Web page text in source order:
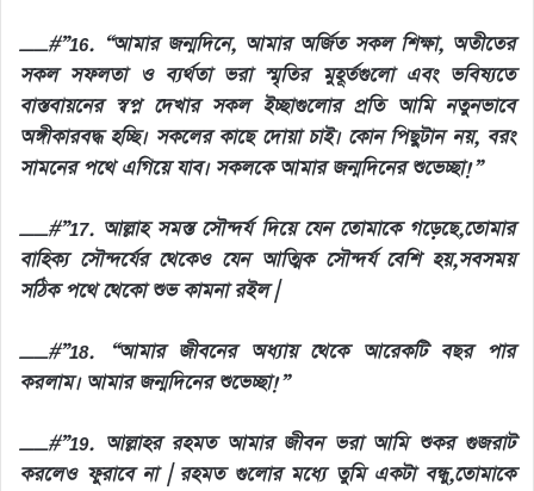
__#”16. “আমার জন্মদিনে, আমার অর্জিত সকল শিক্ষা, অতীতের
সকল সফলতা ও ব্যর্থতা ভরা স্মৃতির মুহূর্তগুলো এবং ভবিষ্যতে
বাস্তবায়নের স্বপ্ন দেখার সকল ইচ্ছাগুলোর প্রতি আমি নতুনভাবে
অঙ্গীকারবদ্ধ হচ্ছি। সকলের কাছে দোয়া চাই। কোন পিছুটান নয়, বরং
সামনের পথে এগিয়ে যাব। সকলকে আমার জন্মদিনের শুভেচ্ছা!”
__#”17. আল্লাহ সমস্ত সৌন্দর্য দিয়ে যেন তোমাকে গড়েছে,তোমার
বাহিক্য সৌন্দর্যের থেকেও যেন আত্মিক সৌন্দর্য বেশি হয়,সবসময়
সঠিক পথে থেকো শুভ কামনা রইল |
__#”18. “আমার জীবনের অধ্যায় থেকে আরেকটি বছর পার
করলাম। আমার জন্মদিনের শুভেচ্ছা!”
__#”19. আল্লাহর রহমত আমার জীবন ভরা আমি শুকর গুজরাট
করলেও ফুরাবে না | রহমত গুলোর মধ্যে তুমি একটা বন্ধু,তোমাকে